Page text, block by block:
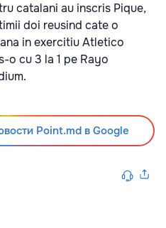
catalani au inscris Pique,
doi reusind cate o
in exercitiu Atletico
o cu 3 la 1 pe Rayo
Point.md в Google